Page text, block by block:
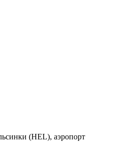
(HEL), аэропорт